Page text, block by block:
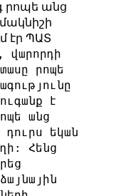
րոպե անց
էր ՊԱՏ
վարորդի
րոպե
է
անց
դուրս եկան
Հենց